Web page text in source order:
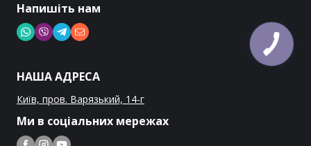
Напишіть нам
НАША АДРЕСА
Київ, пров. Варязький, 14-г
Ми в соціальних мережах